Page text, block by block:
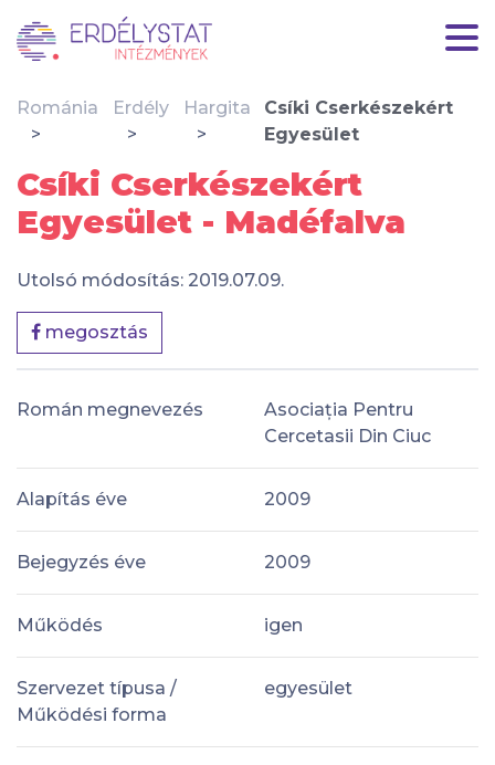
Románia Erdély Hargita
Csíki Cserkészekért
Egyesület
Csíki Cserkészekért
Egyesület - Madéfalva
Utolsó módosítás: 2019.07.09.
megosztás
Román megnevezés
Asociația Pentru
Cercetasii Din Ciuc
Alapítás éve 2009
Bejegyzés éve 2009
Működés igen
Szervezet típusa /
Működési forma
egyesület